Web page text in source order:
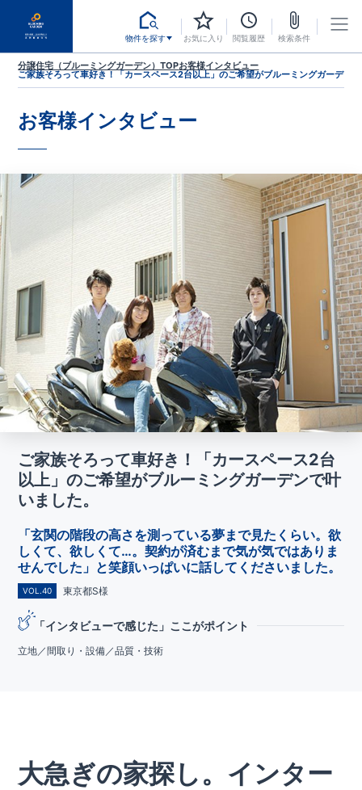
物件を探す お気に入り 閲覧履歴 検索条件
分譲住宅（ブルーミングガーデン）TOPお客様インタビュー
ご家族そろって車好き！「カースペース2台以上」のご希望がブルーミングガーデン
お客様インタビュー
ご家族そろって車好き！「カースペース2台
以上」のご希望がブルーミングガーデンで叶
いました。
「玄関の階段の高さを測っている夢まで見たくらい。欲
しくて、欲しくて…。契約が済むまで気が気ではありま
せんでした」と笑顔いっぱいに話してくださいました。
VOL.40 東京都S様
「インタビューで感じた」ここがポイント
立地／間取り・設備／品質・技術
大急ぎの家探し。インター